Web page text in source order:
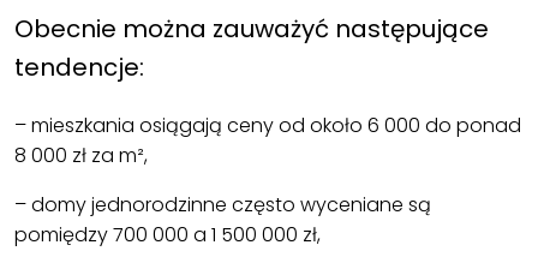
Obecnie można zauważyć następujące
tendencje:
– mieszkania osiągają ceny od około 6 000 do ponad
8 000 zł za m²,
– domy jednorodzinne często wyceniane są
pomiędzy 700 000 a 1 500 000 zł,